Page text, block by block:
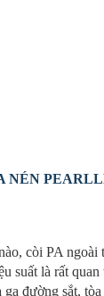
NÉN
còi PA
suất là rất
đường sắt,